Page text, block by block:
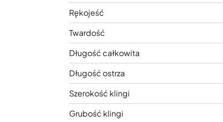
Rękojeść
Twardość
Długość całkowita
Długość ostrza
Szerokość klingi
Grubość klingi